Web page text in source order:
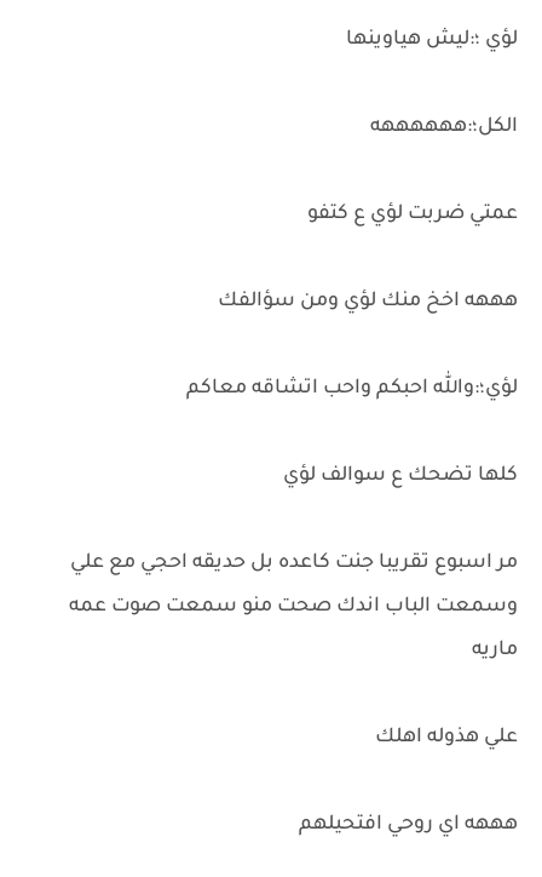
لؤي ؛:ليش هياوينها
الكل؛:ههههههه
عمتي ضربت لؤي ع كتفو
هههه اخخ منك لؤي ومن سؤالفك
لؤي؛:والله احبكم واحب اتشاقه معاكم
كلها تضحك ع سوالف لؤي
مر اسبوع تقريبا جنت كاعده بل حديقه احجي مع علي
وسمعت الباب اندك صحت منو سمعت صوت عمه
ماريه
علي هذوله اهلك
هههه اي روحي افتحيلهم